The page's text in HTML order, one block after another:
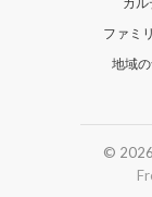
ファミ
地域
© 2026